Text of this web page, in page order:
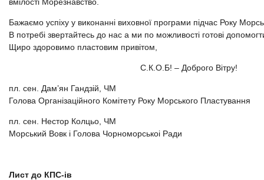
Бажаємо успіху у виконанні виховної програми підчас Року
В потребі звертайтесь до нас а ми по можливості готові
Щиро здоровимо пластовим привітом,
С.К.О.Б! – Доброго Вітру!
пл. сен. Дам’ян Гандзій, ЧМ
Голова Організаційного Комітету Року Морського Пластування
пл. сен. Нестор Колцьо, ЧМ
Морський Вовк і Голова Чорноморськоі Ради
Лист до КПС-ів